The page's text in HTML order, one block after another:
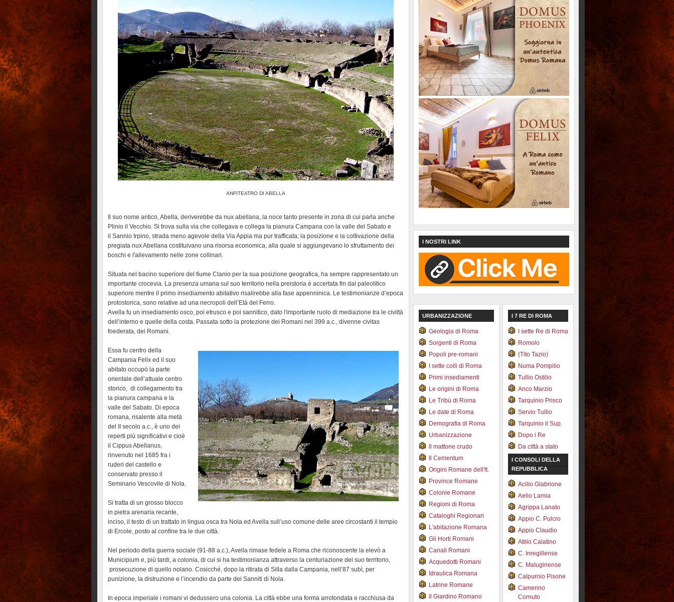
ANFITEATRO DI ABELLA
Il suo nome antico, Abella, deriverebbe da nux abellana, la noce tanto presente in zona di cui parla anche
Plinio il Vecchio. Si trova sulla via che collegava e collega la pianura Campana con la valle del Sabato e
il Sannio Irpino, strada meno agevole della Via Appia ma pur trafficata; la posizione e la coltivazione della
pregiata nux Abellana costituivano una risorsa economica, alla quale si aggiungevano lo sfruttamento dei
boschi e l'allevamento nelle zone collinari.
Situata nel bacino superiore del fiume Clanio per la sua posizione geografica, ha sempre rappresentato un
importante crocevia. La presenza umana sul suo territorio nella preistoria è accertata fin dal paleolitico
superiore mentre il primo insediamento abitativo risalirebbe alla fase appenninica. Le testimonianze d’epoca
protostorica, sono relative ad una necropoli dell’Età del Ferro.
Avella fu un insediamento osco, poi etrusco e poi sannitico, dato l'importante ruolo di mediazione tra le civiltà
dell’interno e quelle della costa. Passata sotto la protezione dei Romani nel 399 a.c., divenne civitas
foederata, dei Romani.
Essa fu centro della
Campania Felix ed il suo
abitato occupò la parte
orientale dell’attuale centro
storico, di collegamento tra
la pianura campana e la
valle del Sabato. Di epoca
romana, risalente alla metà
del II secolo a.c., è uno dei
reperti più significativi e cioè
il Cippus Abellanus,
rinvenuto nel 1685 fra i
ruderi del castello e
conservato presso il
Seminario Vescovile di Nola.
Si tratta di un grosso blocco
in pietra arenaria recante,
inciso, il testo di un trattato in lingua osca tra Nola ed Avella sull’uso comune delle aree circostanti il tempio
di Ercole, posto al confine tra le due città.
Nel periodo della guerra sociale (91-88 a.c.), Avella rimase fedele a Roma che riconoscente la elevò a
Municipium e, più tardi, a colonia, di cui si ha testimonianza attraverso la centuriazione del suo territorio,
prosecuzione di quello nolano. Cosicché, dopo la ritirata di Silla dalla Campania, nell’87 subì, per
punizione, la distruzione e l’incendio da parte dei Sanniti di Nola.
In epoca imperiale i romani vi dedussero una colonia. La città ebbe una forma arrotondata e racchiusa da
I NOSTRI LINK
URBANIZZAZIONE
Geologia di Roma
Sorgenti di Roma
Popoli pre-romani
I sette colli di Roma
Primi insediamenti
Le origini di Roma
Le Tribù di Roma
Le date di Roma
Demografia di Roma
Urbanizzazione
Il mattone crudo
Il Cementum
Origini Romane dell'It.
Province Romane
Colonie Romane
Regioni di Roma
Cataloghi Regionari
L'abitazione Romana
Gli Horti Romani
Canali Romani
Acquedotti Romani
Idraulica Romana
Latrine Romane
Il Giardino Romano
I 7 RE DI ROMA
I sette Re di Roma
Romolo
(Tito Tazio)
Numa Pompilio
Tullio Ostilio
Anco Marzio
Tarquinio Prisco
Servio Tullio
Tarquinio il Sup.
Dopo i Re
Da città a stato
I CONSOLI DELLA
REPUBBLICA
Acilio Glabrione
Aelio Lamia
Agrippa Lanato
Appio C. Pulcro
Appio Claudio
Atilio Calatino
C. Inregillense
C. Maluginense
Calpurnio Pisone
Camerino
Cornuto